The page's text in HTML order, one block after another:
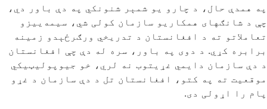
په همدې حال، د چارو یو شمېر شنونکي په دې باور دي،
چې د شانګهای همکاریو سازمان کولی شي، سیمه‌ییزو
تعاملاتو ته د افغانستان د تدریخي ورګرځېدو زمینه
برابره کړي. د دوی په باور، سره له دې چې افغانستان
د دې سازمان دایمي غړیتوب نه لري، خو جیوپولیټیکي
موقعیت ته په کتو، افغانستان تل د دې سازمان د غړو
پام را اړولی دی.